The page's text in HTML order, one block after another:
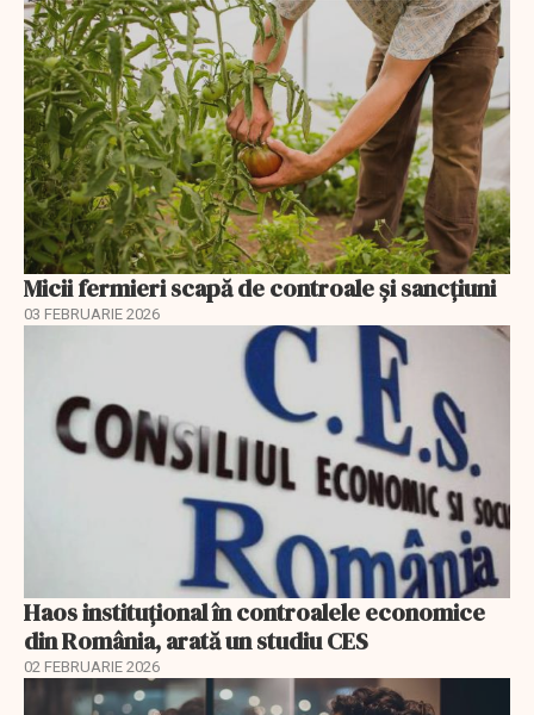
Micii fermieri scapă de controale și sancțiuni
03 FEBRUARIE 2026
Haos instituțional în controalele economice
din România, arată un studiu CES
02 FEBRUARIE 2026